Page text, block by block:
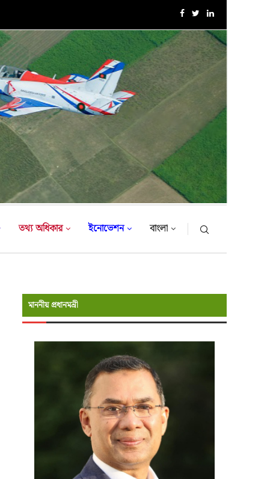
সরকারি সফরে তুরস্ক গমন করলেন সেনাবাহিনী প্রধান
তথ্য অধিকার ইনোভেশন বাংলা
মাননীয় প্রধানমন্রী